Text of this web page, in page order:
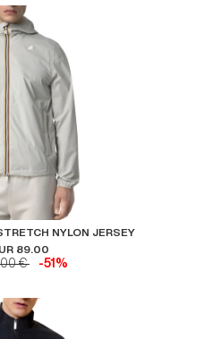
NYLON JERSEY
89.00
€ -51%